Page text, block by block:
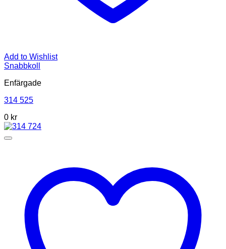
Add to Wishlist
Snabbkoll
Enfärgade
314 525
0 kr